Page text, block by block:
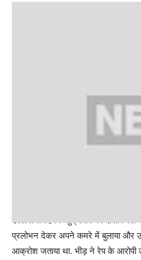
उल्लेखनीय है कि शुक्रवार को दौसा जिले
प्रलोभन देकर अपने कमरे में बुलाया और
आक्रोश जताया था. भीड़ ने रेप के आरोपी